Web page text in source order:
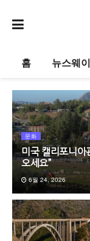
홈 뉴스웨
문화
미국 캘리포니아
오세요”
6월 24, 2026